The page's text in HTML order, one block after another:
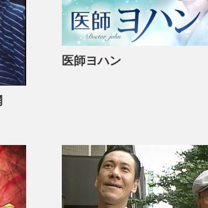
医師ヨハン